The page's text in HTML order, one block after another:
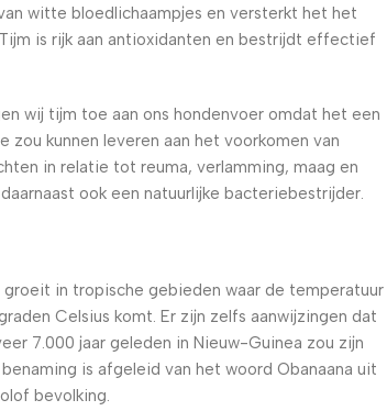
witte bloedlichaampjes en versterkt het het
is rijk aan antioxidanten en bestrijdt effectief
wij tijm toe aan ons hondenvoer omdat het een
zou kunnen leveren aan het voorkomen van
in relatie tot reuma, verlamming, maag en
ook een natuurlijke bacteriebestrijder.
groeit in tropische gebieden waar de temperatuur
Celsius komt. Er zijn zelfs aanwijzingen dat
7.000 jaar geleden in Nieuw-Guinea zou zijn
is afgeleid van het woord Obanaana uit
bevolking.